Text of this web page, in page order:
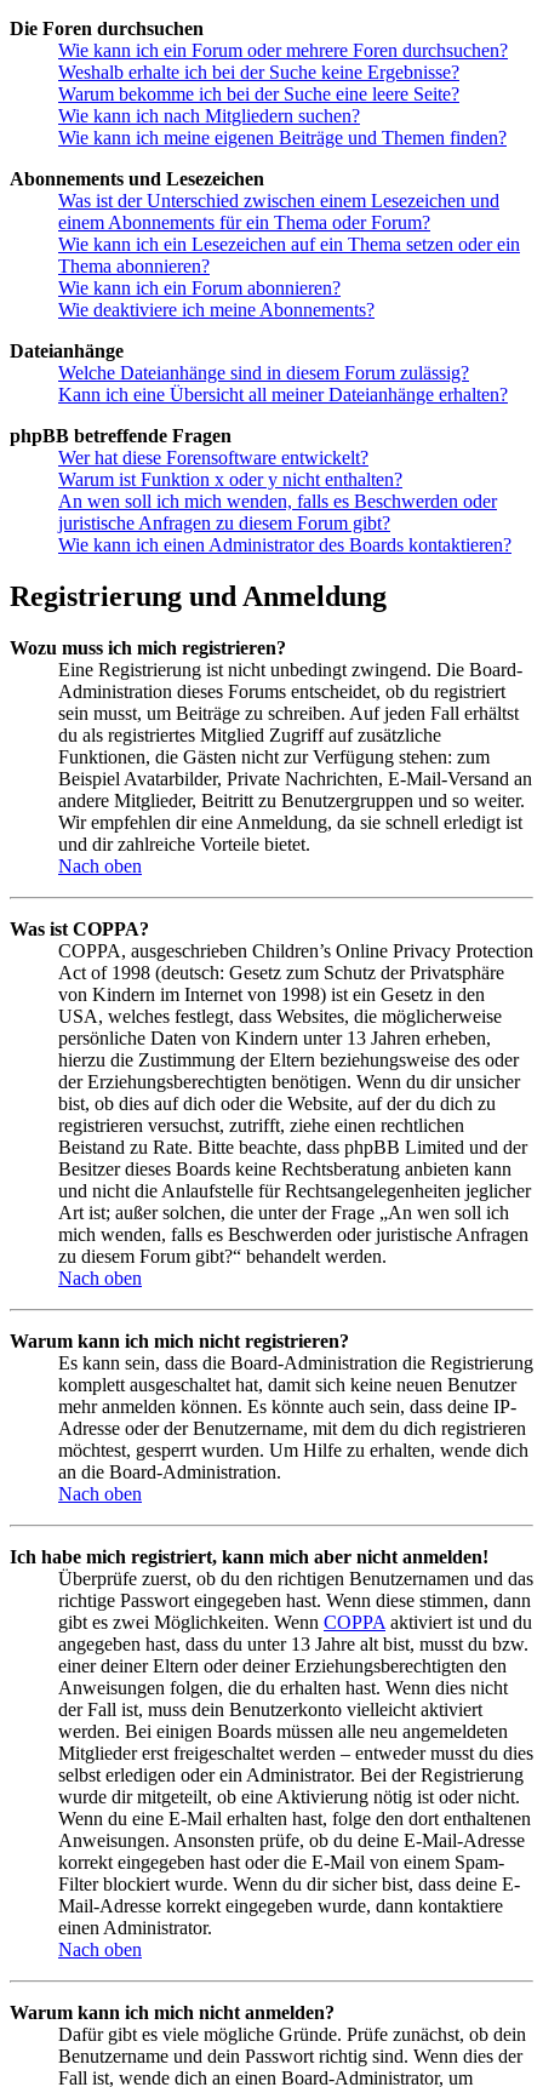
Die Foren durchsuchen
Wie kann ich ein Forum oder mehrere Foren durchsuchen?
Weshalb erhalte ich bei der Suche keine Ergebnisse?
Warum bekomme ich bei der Suche eine leere Seite?
Wie kann ich nach Mitgliedern suchen?
Wie kann ich meine eigenen Beiträge und Themen finden?
Abonnements und Lesezeichen
Was ist der Unterschied zwischen einem Lesezeichen und
einem Abonnements für ein Thema oder Forum?
Wie kann ich ein Lesezeichen auf ein Thema setzen oder ein
Thema abonnieren?
Wie kann ich ein Forum abonnieren?
Wie deaktiviere ich meine Abonnements?
Dateianhänge
Welche Dateianhänge sind in diesem Forum zulässig?
Kann ich eine Übersicht all meiner Dateianhänge erhalten?
phpBB betreffende Fragen
Wer hat diese Forensoftware entwickelt?
Warum ist Funktion x oder y nicht enthalten?
An wen soll ich mich wenden, falls es Beschwerden oder
juristische Anfragen zu diesem Forum gibt?
Wie kann ich einen Administrator des Boards kontaktieren?
Registrierung und Anmeldung
Wozu muss ich mich registrieren?
Eine Registrierung ist nicht unbedingt zwingend. Die Board-
Administration dieses Forums entscheidet, ob du registriert
sein musst, um Beiträge zu schreiben. Auf jeden Fall erhältst
du als registriertes Mitglied Zugriff auf zusätzliche
Funktionen, die Gästen nicht zur Verfügung stehen: zum
Beispiel Avatarbilder, Private Nachrichten, E-Mail-Versand an
andere Mitglieder, Beitritt zu Benutzergruppen und so weiter.
Wir empfehlen dir eine Anmeldung, da sie schnell erledigt ist
und dir zahlreiche Vorteile bietet.
Nach oben
Was ist COPPA?
COPPA, ausgeschrieben Children’s Online Privacy Protection
Act of 1998 (deutsch: Gesetz zum Schutz der Privatsphäre
von Kindern im Internet von 1998) ist ein Gesetz in den
USA, welches festlegt, dass Websites, die möglicherweise
persönliche Daten von Kindern unter 13 Jahren erheben,
hierzu die Zustimmung der Eltern beziehungsweise des oder
der Erziehungsberechtigten benötigen. Wenn du dir unsicher
bist, ob dies auf dich oder die Website, auf der du dich zu
registrieren versuchst, zutrifft, ziehe einen rechtlichen
Beistand zu Rate. Bitte beachte, dass phpBB Limited und der
Besitzer dieses Boards keine Rechtsberatung anbieten kann
und nicht die Anlaufstelle für Rechtsangelegenheiten jeglicher
Art ist; außer solchen, die unter der Frage „An wen soll ich
mich wenden, falls es Beschwerden oder juristische Anfragen
zu diesem Forum gibt?“ behandelt werden.
Nach oben
Warum kann ich mich nicht registrieren?
Es kann sein, dass die Board-Administration die Registrierung
komplett ausgeschaltet hat, damit sich keine neuen Benutzer
mehr anmelden können. Es könnte auch sein, dass deine IP-
Adresse oder der Benutzername, mit dem du dich registrieren
möchtest, gesperrt wurden. Um Hilfe zu erhalten, wende dich
an die Board-Administration.
Nach oben
Ich habe mich registriert, kann mich aber nicht anmelden!
Überprüfe zuerst, ob du den richtigen Benutzernamen und das
richtige Passwort eingegeben hast. Wenn diese stimmen, dann
gibt es zwei Möglichkeiten. Wenn COPPA aktiviert ist und du
angegeben hast, dass du unter 13 Jahre alt bist, musst du bzw.
einer deiner Eltern oder deiner Erziehungsberechtigten den
Anweisungen folgen, die du erhalten hast. Wenn dies nicht
der Fall ist, muss dein Benutzerkonto vielleicht aktiviert
werden. Bei einigen Boards müssen alle neu angemeldeten
Mitglieder erst freigeschaltet werden – entweder musst du dies
selbst erledigen oder ein Administrator. Bei der Registrierung
wurde dir mitgeteilt, ob eine Aktivierung nötig ist oder nicht.
Wenn du eine E-Mail erhalten hast, folge den dort enthaltenen
Anweisungen. Ansonsten prüfe, ob du deine E-Mail-Adresse
korrekt eingegeben hast oder die E-Mail von einem Spam-
Filter blockiert wurde. Wenn du dir sicher bist, dass deine E-
Mail-Adresse korrekt eingegeben wurde, dann kontaktiere
einen Administrator.
Nach oben
Warum kann ich mich nicht anmelden?
Dafür gibt es viele mögliche Gründe. Prüfe zunächst, ob dein
Benutzername und dein Passwort richtig sind. Wenn dies der
Fall ist, wende dich an einen Board-Administrator, um